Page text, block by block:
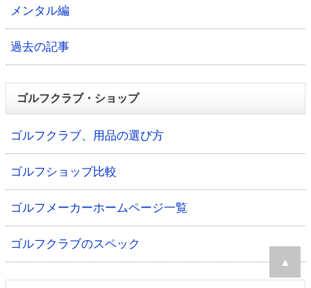
メンタル編
過去の記事
ゴルフクラブ・ショップ
ゴルフクラブ、用品の選び方
ゴルフショップ比較
ゴルフメーカーホームページ一覧
ゴルフクラブのスペック
▲